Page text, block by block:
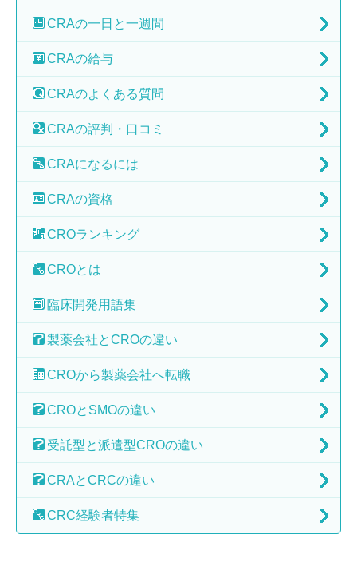
CRAの一日と一週間
CRAの給与
CRAのよくある質問
CRAの評判・口コミ
CRAになるには
CRAの資格
CROランキング
CROとは
臨床開発用語集
製薬会社とCROの違い
CROから製薬会社へ転職
CROとSMOの違い
受託型と派遣型CROの違い
CRAとCRCの違い
CRC経験者特集